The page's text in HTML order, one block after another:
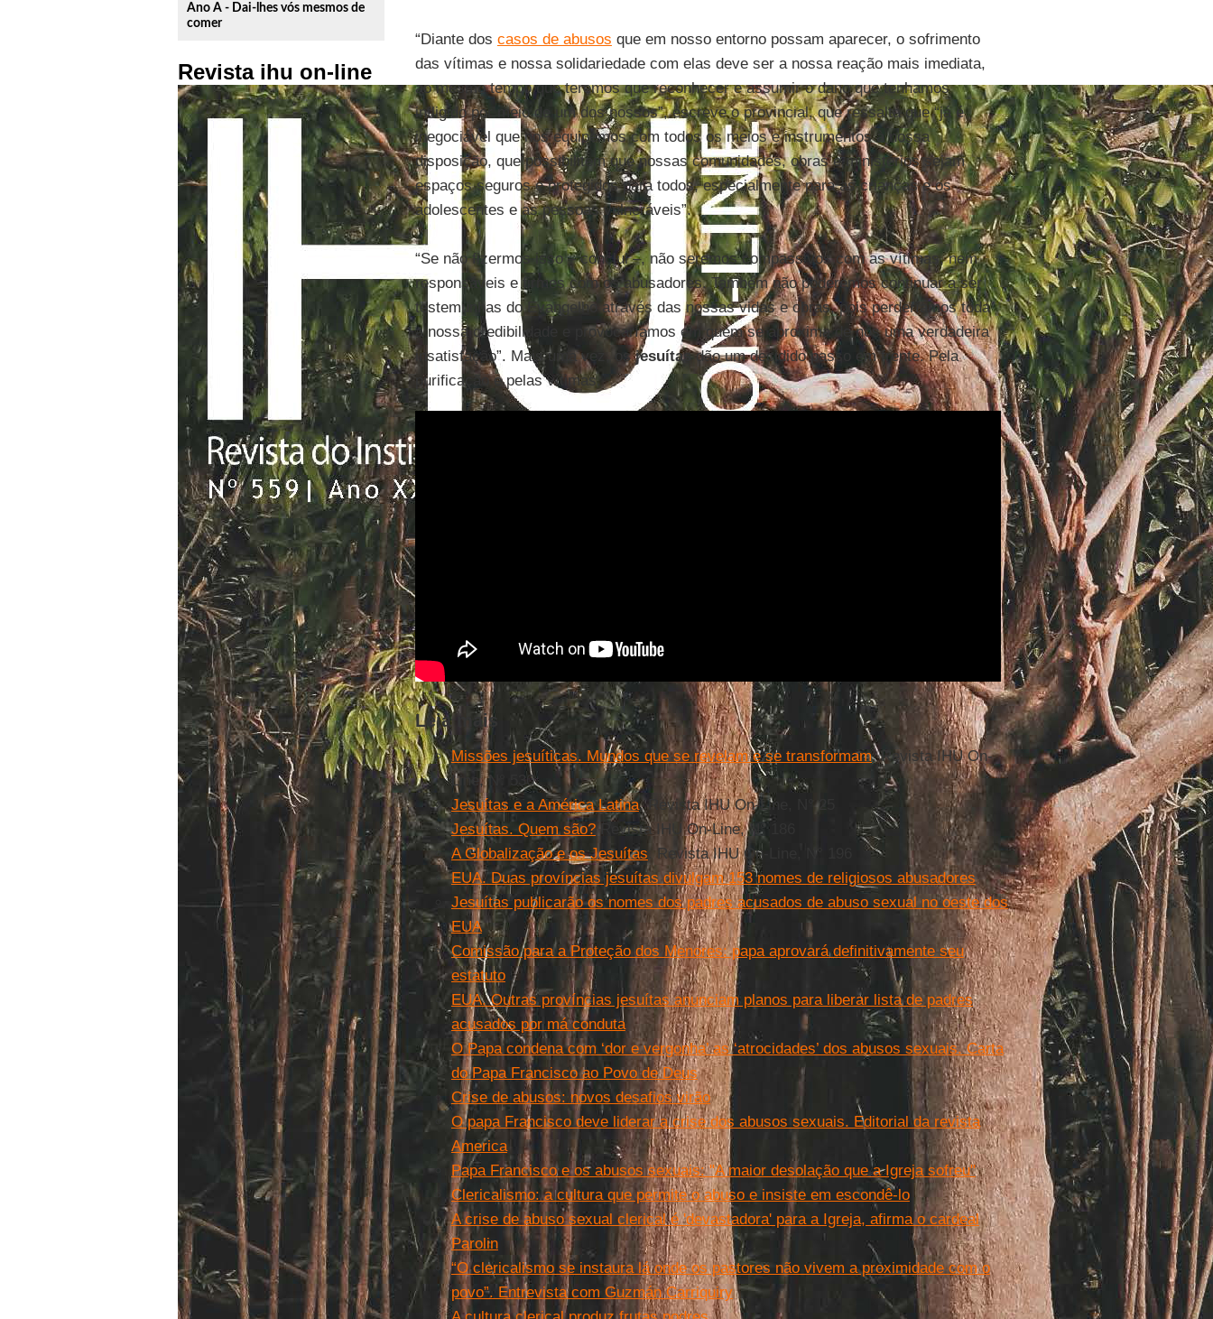
Ano A - Dai-lhes vós mesmos de
comer
Revista ihu on-line
“Diante dos casos de abusos que em nosso entorno possam aparecer, o sofrimento
das vítimas e nossa solidariedade com elas deve ser a nossa reação mais imediata,
ao mesmo tempo que teremos que reconhecer e assumir o dano que tenhamos
infligido por meio de um dos nossos”, escreve o provincial, que ressalta que “já é
inegociável que nos equipemos com todos os meios e instrumentos à nossa
disposição, que possibilitem que nossas comunidades, obras e ministérios sejam
espaços seguros e protegidos para todos, especialmente para as crianças e os
adolescentes e as pessoas vulneráveis”.
“Se não fizermos isso – conclui –, não seremos compassivos com as vítimas, nem
responsáveis e firmes com os abusadores. Também não poderemos continuar a ser
testemunhas do Evangelho através das nossas vidas e obras, pois perderíamos toda
a nossa credibilidade e provocaríamos em quem se aproxima de nós uma verdadeira
insatisfação”. Mais uma vez, osjesuítasdão um decidido passo em frente. Pela
purificação e pelas vítimas.
Leia mais
Missões jesuíticas. Mundos que se revelam e se transformam. Revista IHU On-
Line, N° 530
Jesuítas e a América Latina. Revista IHU On-Line, N° 25
Jesuítas. Quem são?Revista IHU On-Line, N° 186
A Globalização e os Jesuítas . Revista IHU On-Line, N° 196
EUA. Duas províncias jesuítas divulgam 153 nomes de religiosos abusadores
Jesuítas publicarão os nomes dos padres acusados de abuso sexual no oeste dos
EUA
Comissão para a Proteção dos Menores: papa aprovará definitivamente seu
estatuto
EUA. Outras províncias jesuítas anunciam planos para liberar lista de padres
acusados por má conduta
O Papa condena com ‘dor e vergonha’ as ‘atrocidades’ dos abusos sexuais. Carta
do Papa Francisco ao Povo de Deus
Crise de abusos: novos desafios virão
O papa Francisco deve liderar a crise dos abusos sexuais. Editorial da revista
America
Papa Francisco e os abusos sexuais: "A maior desolação que a Igreja sofreu"
Clericalismo: a cultura que permite o abuso e insiste em escondê-lo
A crise de abuso sexual clerical é 'devastadora' para a Igreja, afirma o cardeal
Parolin
“O clericalismo se instaura lá onde os pastores não vivem a proximidade com o
povo”. Entrevista com Guzmán Carriquiry